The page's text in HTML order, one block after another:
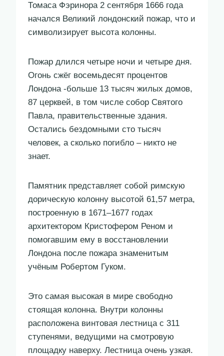
Томаса Фэринора 2 сентября 1666 года
начался Великий лондонский пожар, что и
символизирует высота колонны.
Пожар длился четыре ночи и четыре дня.
Огонь сжёг восемьдесят процентов
Лондона -больше 13 тысяч жилых домов,
87 церквей, в том числе собор Святого
Павла, правительственные здания.
Остались бездомными сто тысяч
человек, а сколько погибло – никто не
знает.
Памятник представляет собой римскую
дорическую колонну высотой 61,57 метра,
построенную в 1671–1677 годах
архитектором Кристофером Реном и
помогавшим ему в восстановлении
Лондона после пожара знаменитым
учёным Робертом Гуком.
Это самая высокая в мире свободно
стоящая колонна. Внутри колонны
расположена винтовая лестница с 311
ступенями, ведущими на смотровую
площадку наверху. Лестница очень узкая.